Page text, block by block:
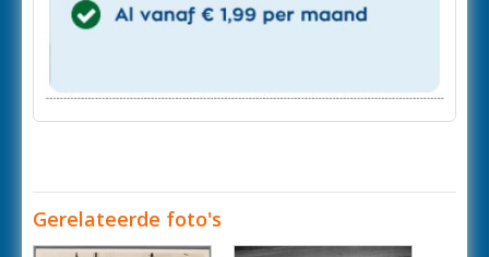
Gerelateerde foto's